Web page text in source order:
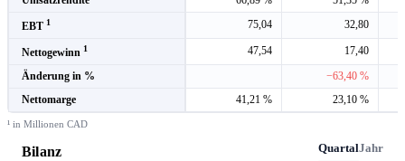
EBT 1 75,04 32,80
Nettogewinn 1 47,54
17,40
Änderung in %
−63,40 %
Nettomarge
41,21 % 23,10 %
¹ in Millionen CAD
Bilanz QuartalJahr